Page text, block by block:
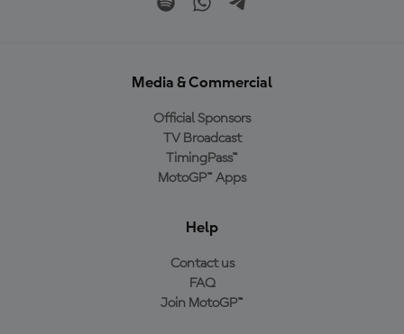
Media & Commercial
Official Sponsors
TV Broadcast
TimingPass™
MotoGP™ Apps
Help
Contact us
FAQ
Join MotoGP™